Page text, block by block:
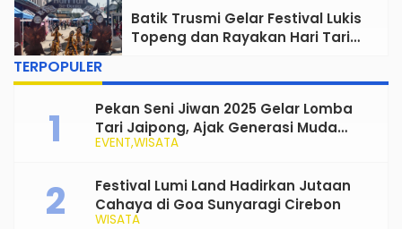
Batik Trusmi Gelar Festival Lukis
Topeng dan Rayakan Hari Tari
TERPOPULER
EVENT WISATA
Pekan Seni Jiwan 2025 Gelar Lomba
Tari Jaipong, Ajak Generasi Muda
Rayakan dan Lestarikan Budaya
WISATA
Festival Lumi Land Hadirkan Jutaan
Cahaya di Goa Sunyaragi Cirebon